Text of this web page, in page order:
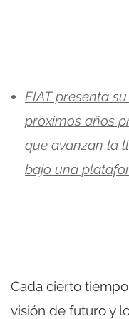
FIAT presenta
próximos años
que avanzan la
bajo una
Cada cierto
visión de futuro y